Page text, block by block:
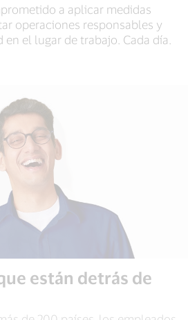
a aplicar medidas
operaciones responsables y
el lugar de trabajo. Cada día.
están detrás de
están detrás de
están detrás de